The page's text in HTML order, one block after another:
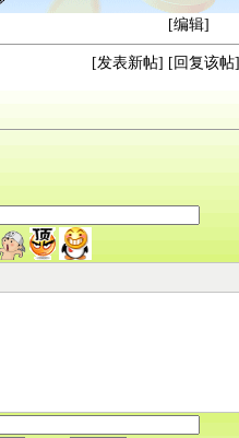
[编辑]
[发表新帖] [ 回复该帖